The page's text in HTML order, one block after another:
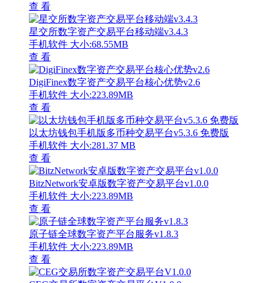
查 看
星交所数字资产交易平台移动端v3.4.3
手机软件 大小:68.55MB
查 看
DigiFinex数字资产交易平台核心优势v2.6
手机软件 大小:223.89MB
查 看
以太坊钱包手机版多币种交易平台v5.3.6 免费版
手机软件 大小:281.37 MB
查 看
BitzNetwork安卓版数字资产交易平台v1.0.0
手机软件 大小:223.89MB
查 看
原子链全球数字资产平台服务v1.8.3
手机软件 大小:223.89MB
查 看